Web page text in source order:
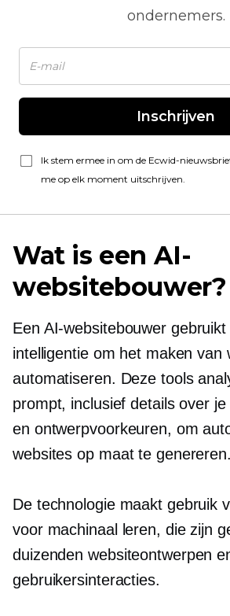
ondernemers.
Inschrijven
Ik stem ermee in om de Ecwid-
me op elk moment uitschrijven.
Wat is een AI-
websitebouwer?
Een AI-websitebouwer
intelligentie om het maken van
automatiseren. Deze tools
prompt, inclusief details over
en ontwerpvoorkeuren, om
websites op maat te genereren.
De technologie maakt gebruik
voor machinaal leren, die zijn
duizenden websiteontwerpen
gebruikersinteracties.